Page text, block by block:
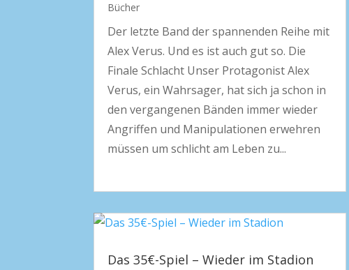
Bücher
Der letzte Band der spannenden Reihe mit
Alex Verus. Und es ist auch gut so. Die
Finale Schlacht Unser Protagonist Alex
Verus, ein Wahrsager, hat sich ja schon in
den vergangenen Bänden immer wieder
Angriffen und Manipulationen erwehren
müssen um schlicht am Leben zu...
Das 35€-Spiel – Wieder im Stadion